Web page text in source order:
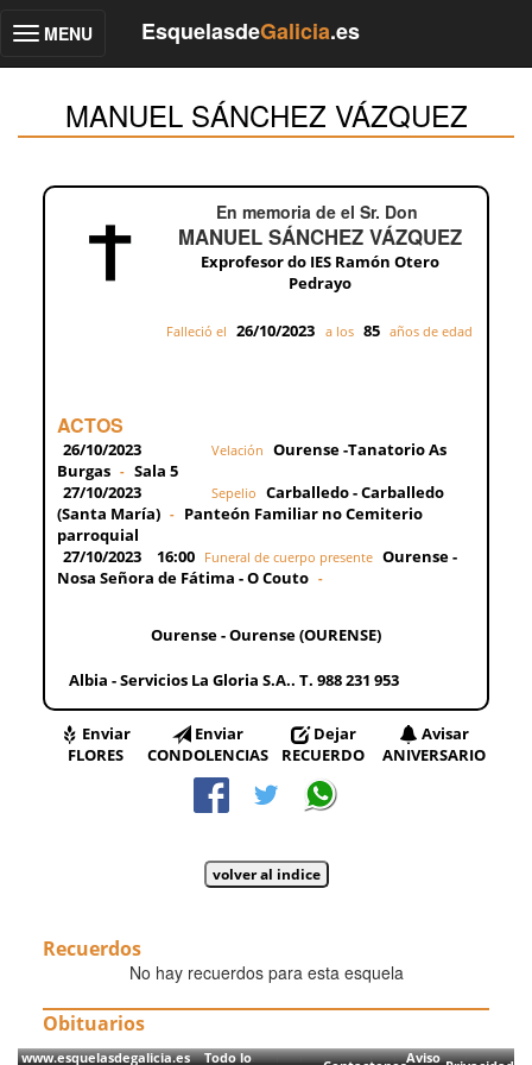
Toggle
MENU EsquelasdeGalicia.es
MANUEL SÁNCHEZ VÁZQUEZ
En memoria de el Sr. Don
MANUEL SÁNCHEZ VÁZQUEZ
Exprofesor do IES Ramón Otero
Pedrayo
Falleció el 26/10/2023 a los 85 años de edad
ACTOS
26/10/2023 Velación Ourense -Tanatorio As
Burgas - Sala 5
27/10/2023
Sepelio Carballedo - Carballedo
(Santa María) - Panteón Familiar no Cemiterio
parroquial
27/10/2023
16:00 Funeral de cuerpo presente Ourense -
Nosa Señora de Fátima - O Couto -
Ourense - Ourense (OURENSE)
Albia - Servicios La Gloria S.A.. T. 988 231 953
Enviar
FLORES
Enviar
CONDOLENCIAS
Dejar
RECUERDO
Avisar
ANIVERSARIO
Recuerdos
No hay recuerdos para esta esquela
Obituarios
www.esquelasdegalicia.es Todo lo Aviso